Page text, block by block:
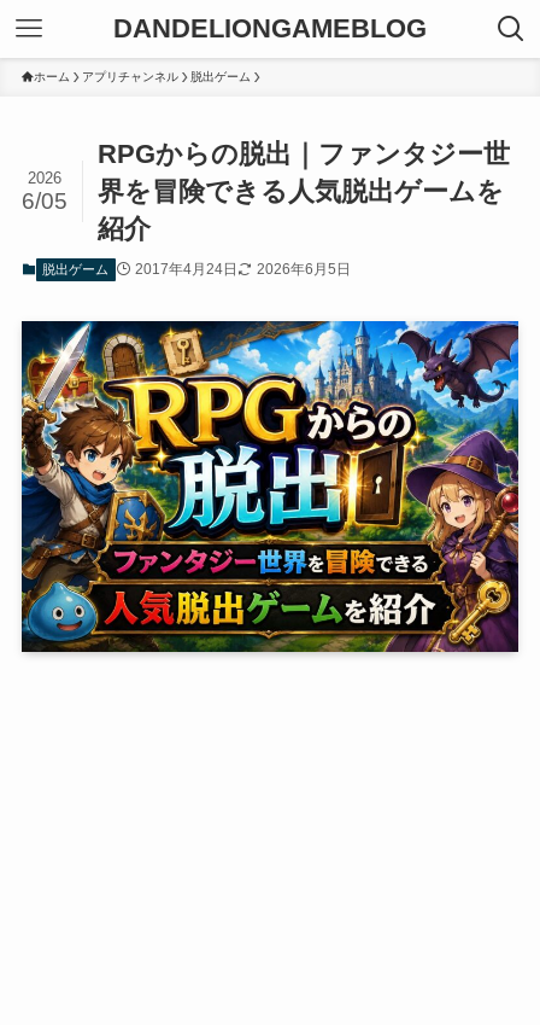
DANDELIONGAMEBLOG
ホーム アプリチャンネル 脱出ゲーム
RPGからの脱出｜ファンタジー世
界を冒険できる人気脱出ゲームを
紹介
2026
6/05
脱出ゲーム 2017年4月24日 2026年6月5日